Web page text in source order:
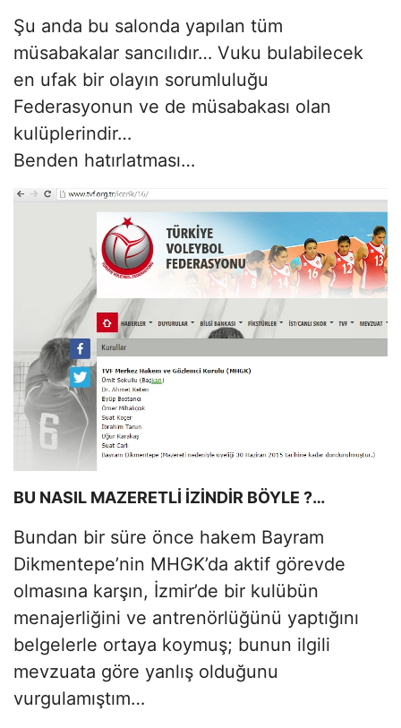
Şu anda bu salonda yapılan tüm
müsabakalar sancılıdır… Vuku bulabilecek
en ufak bir olayın sorumluluğu
Federasyonun ve de müsabakası olan
kulüplerindir…
Benden hatırlatması…
BU NASIL MAZERETLİ İZİNDİR BÖYLE ?…
Bundan bir süre önce hakem Bayram
Dikmentepe’nin MHGK’da aktif görevde
olmasına karşın, İzmir’de bir kulübün
menajerliğini ve antrenörlüğünü yaptığını
belgelerle ortaya koymuş; bunun ilgili
mevzuata göre yanlış olduğunu
vurgulamıştım…